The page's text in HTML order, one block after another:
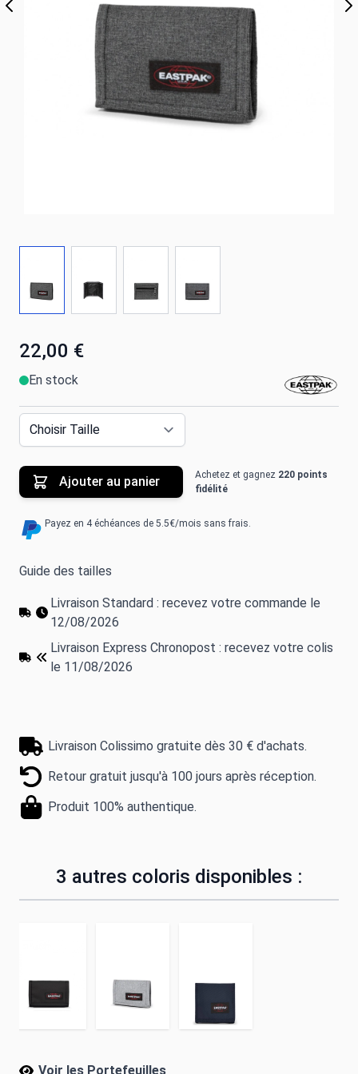
22,00 €
En stock
Ajouter au panier Achetez et gagnez 220 points
fidélité
Payez en 4 échéances de 5.5€/mois sans frais.
Guide des tailles
Livraison Standard : recevez votre commande le
12/08/2026
Livraison Express Chronopost : recevez votre colis
le 11/08/2026
Livraison Colissimo gratuite dès 30 € d'achats.
Retour gratuit jusqu'à 100 jours après réception.
Produit 100% authentique.
3 autres coloris disponibles :
Voir les Portefeuilles